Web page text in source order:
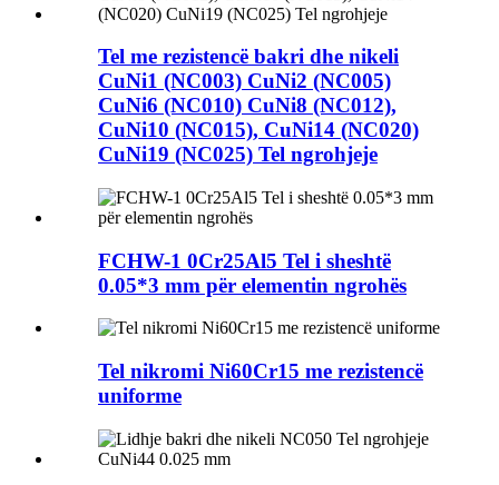
Tel me rezistencë bakri dhe nikeli
CuNi1 (NC003) CuNi2 (NC005)
CuNi6 (NC010) CuNi8 (NC012),
CuNi10 (NC015), CuNi14 (NC020)
CuNi19 (NC025) Tel ngrohjeje
FCHW-1 0Cr25Al5 Tel i sheshtë
0.05*3 mm për elementin ngrohës
Tel nikromi Ni60Cr15 me rezistencë
uniforme